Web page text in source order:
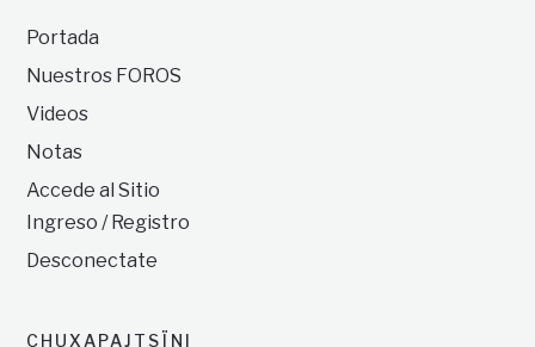
Portada
Nuestros FOROS
Videos
Notas
Accede al Sitio
Ingreso / Registro
Desconectate
CHUXAPAJTSÏNI